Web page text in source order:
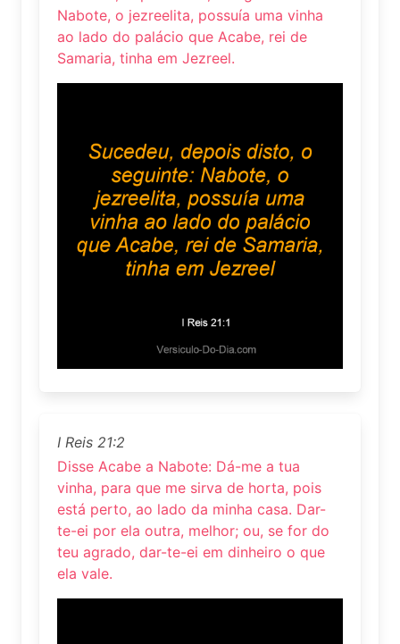
Nabote, o jezreelita, possuía uma vinha
ao lado do palácio que Acabe, rei de
Samaria, tinha em Jezreel.
I Reis 21:2
Disse Acabe a Nabote: Dá-me a tua
vinha, para que me sirva de horta, pois
está perto, ao lado da minha casa. Dar-
te-ei por ela outra, melhor; ou, se for do
teu agrado, dar-te-ei em dinheiro o que
ela vale.